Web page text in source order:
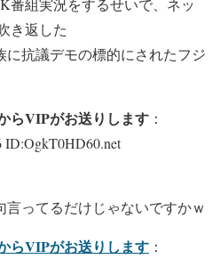
番組実況をするせいで、ネッ
き返した
抗議デモの標的にされたフジ
らVIPがお送りします ：
ID:OgkT0HD60.net
ってるだけじゃないですかｗ
らVIPがお送りします ：